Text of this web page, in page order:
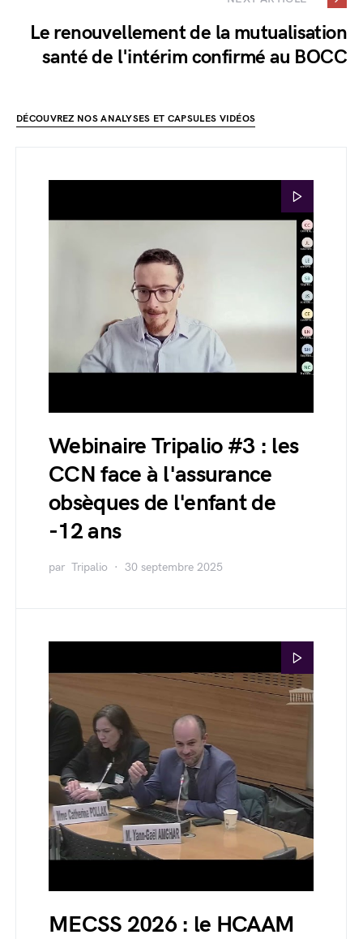
Le renouvellement de la mutualisation
santé de l'intérim confirmé au BOCC
DÉCOUVREZ NOS ANALYSES ET CAPSULES VIDÉOS
Webinaire Tripalio #3 : les
CCN face à l'assurance
obsèques de l'enfant de
-12 ans
par Tripalio 30 septembre 2025
MECSS 2026 : le HCAAM